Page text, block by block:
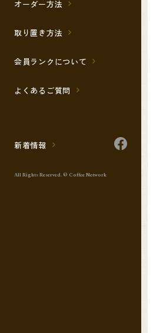
オーダー方法
取り置き方法
会員ランクについて
よくあるご質問
新着情報
All Rights Reserved. © Coffee Network